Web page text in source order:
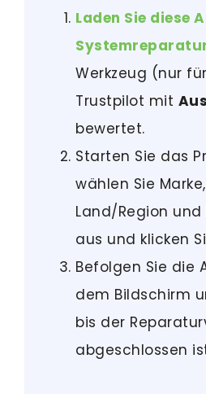
Laden Sie diese
Werkzeug (nur
Trustpilot mit
bewertet.
Starten Sie das
wählen Sie
Land/Region
aus und klicken
Befolgen Sie die
dem Bildschirm
bis der
abgeschlossen